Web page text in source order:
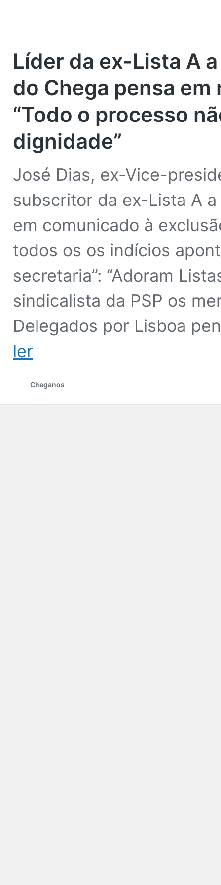
Líder da ex-Lista A
do Chega pensa
“Todo o processo
dignidade”
José Dias, ex-Vice-
subscritor da ex-Lista A
em comunicado à
todos os os indícios
secretaria”: “Adoram
sindicalista da PSP os
Delegados por Lisboa
ler
Cheganos